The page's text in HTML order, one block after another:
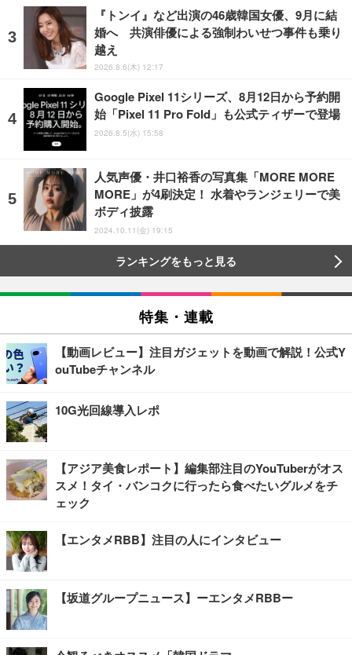
『トンイ』など出演の46歳韓国女優、9月に結
婚へ 共演俳優による強制わいせつ事件も乗り
越え
2026.8.6(木) 12:17
Google Pixel 11シリーズ、8月12日から予約開
始「Pixel 11 Pro Fold」も公式ティザーで登場
2026.8.5(水) 15:58
人気声優・井口裕香の写真集「MORE MORE
MORE」が4刷決定！ 水着やランジェリーで美
ボディ披露
2024.10.11(金) 19:15
ランキングをもっと見る
特集・連載
【動画レビュー】注目ガジェットを動画で解説！公式Y
ouTubeチャンネル
10G光回線導入レポ
【アジア美食レポート】編集部注目のYouTuberがオス
スメ！タイ・バンコクに行ったら食べたいグルメをチ
ェック
【エンタメRBB】注目の人にインタビュー
【坂道グループニュース】ーエンタメRBBー